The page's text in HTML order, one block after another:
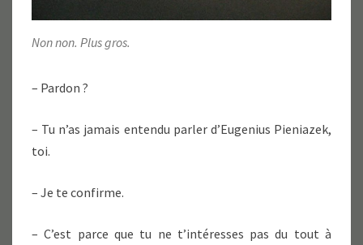
Non non. Plus gros.
– Pardon ?
– Tu n’as jamais entendu parler d’Eugenius Pieniazek,
toi.
– Je te confirme.
– C’est parce que tu ne t’intéresses pas du tout à